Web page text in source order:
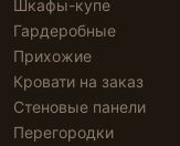
Шкафы-купе
Гардеробные
Прихожие
Кровати на заказ
Стеновые панели
Перегородки